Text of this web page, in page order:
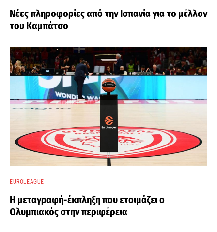
Νέες πληροφορίες από την Ισπανία για το μέλλον
του Καμπάτσο
EUROLEAGUE
Η μεταγραφή-έκπληξη που ετοιμάζει ο
Ολυμπιακός στην περιφέρεια